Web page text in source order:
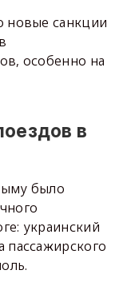
новые санкции
особенно на
в
было
украинский